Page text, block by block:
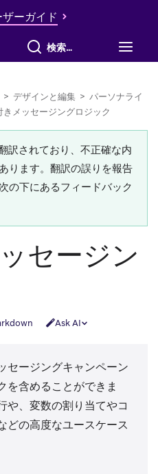
ーガイド
すべて検索
> デザインと編集 > パーソナライ
きメッセージングロジック
訳されており、不正確な内
ります。翻訳の誤りを報告
の下にあるフィードバック
セージン
Ask AI
セージングキャンペーン
を含めることができま
や、変数の割り当てやコ
どの高度なユースケース